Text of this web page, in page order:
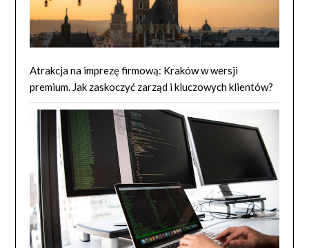
Atrakcja na imprezę firmową: Kraków w wersji
premium. Jak zaskoczyć zarząd i kluczowych klientów?